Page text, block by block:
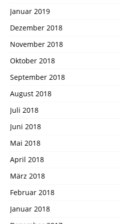
Januar 2019
Dezember 2018
November 2018
Oktober 2018
September 2018
August 2018
Juli 2018
Juni 2018
Mai 2018
April 2018
März 2018
Februar 2018
Januar 2018